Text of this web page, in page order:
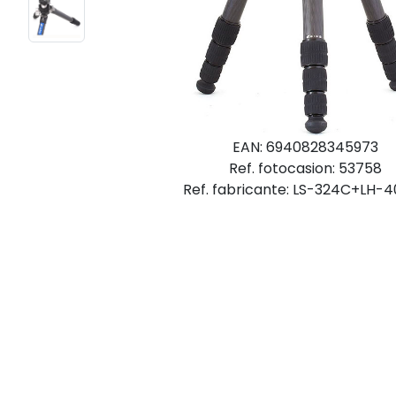
EAN: 6940828345973
Ref. fotocasion: 53758
Ref. fabricante: LS-324C+LH-